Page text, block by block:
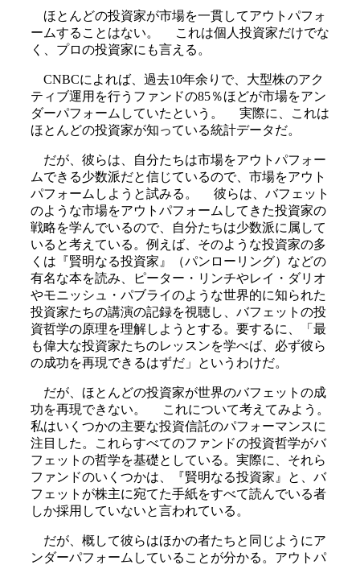
ほとんどの投資家が市場を一貫してアウトパフォ
ームすることはない。 これは個人投資家だけでな
く、プロの投資家にも言える。
CNBCによれば、過去10年余りで、大型株のアク
ティブ運用を行うファンドの85％ほどが市場をアン
ダーパフォームしていたという。 実際に、これは
ほとんどの投資家が知っている統計データだ。
だが、彼らは、自分たちは市場をアウトパフォー
ムできる少数派だと信じているので、市場をアウト
パフォームしようと試みる。 彼らは、バフェット
のような市場をアウトパフォームしてきた投資家の
戦略を学んでいるので、自分たちは少数派に属して
いると考えている。例えば、そのような投資家の多
くは『賢明なる投資家』（パンローリング）などの
有名な本を読み、ピーター・リンチやレイ・ダリオ
やモニッシュ・パブライのような世界的に知られた
投資家たちの講演の記録を視聴し、バフェットの投
資哲学の原理を理解しようとする。要するに、「最
も偉大な投資家たちのレッスンを学べば、必ず彼ら
の成功を再現できるはずだ」というわけだ。
だが、ほとんどの投資家が世界のバフェットの成
功を再現できない。 これについて考えてみよう。
私はいくつかの主要な投資信託のパフォーマンスに
注目した。これらすべてのファンドの投資哲学がバ
フェットの哲学を基礎としている。実際に、それら
ファンドのいくつかは、『賢明なる投資家』と、バ
フェットが株主に宛てた手紙をすべて読んでいる者
しか採用していないと言われている。
だが、概して彼らはほかの者たちと同じようにア
ンダーパフォームしていることが分かる。アウトパ